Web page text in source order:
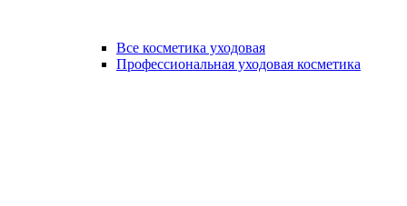
Все косметика уходовая
Профессиональная уходовая косметика